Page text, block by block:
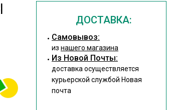
ДОСТАВКА:
Cамовывоз:
из нашего магазина
Из Новой Почты:
доставка осуществляется
курьерской службой Новая
почта